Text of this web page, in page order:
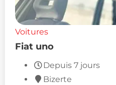
Voitures
Fiat uno
Depuis 7 jours
Bizerte